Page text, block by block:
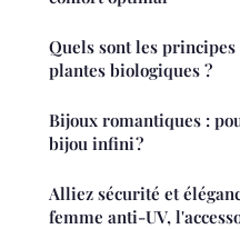
Quels sont les
plantes biologiques ?
Bijoux romantiques :
bijou infini ?
Alliez sécurité et
femme anti-UV,